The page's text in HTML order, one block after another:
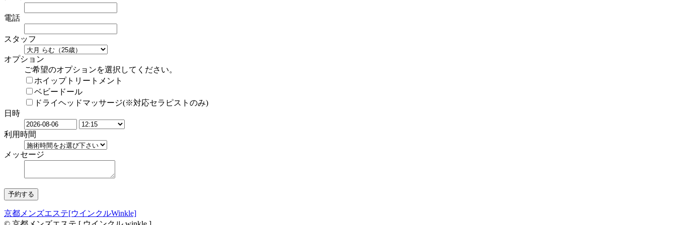
電話
スタッフ
オプション
ご希望のオプションを選択してください。
ホイップトリートメント
ベビードール
ドライヘッドマッサージ(※対応セラピストのみ)
日時
利用時間
メッセージ
京都メンズエステ[ウインクルWinkle]